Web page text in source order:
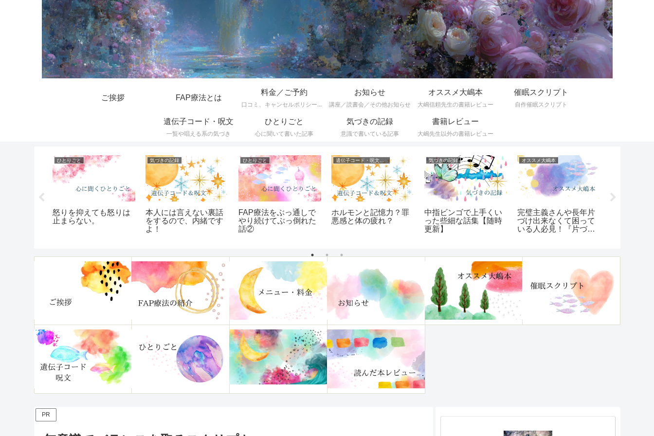
ご挨拶 FAP療法とは
料金／ご予約
口コミ、キャンセルポリシーなど
お知らせ
講座／読書会／その他お知らせ
オススメ大嶋本
大嶋信頼先生の書籍レビュー
催眠スクリプト
自作催眠スクリプト
遺伝子コード・呪文
一覧や唱える系の気づき
ひとりごと
心に聞いて書いた記事
気づきの記録
意識で書いている記事
書籍レビュー
大嶋先生以外の書籍レビュー
遺伝子コード・呪文一覧
遺伝子コードの効果一
覧(随時更新)
遺伝子コード・呪文一覧
大嶋先生の呪文一覧(随
時更新)
遺伝子コード・呪文一覧
遺伝子コード、呪文の
私流唱え方。
ひとりごと
マウントを取ってくる
人にはマウントを取り
ひとりごと
心にもないことを言わ
れたらスルーするのが
一番。
オススメ大嶋本
家族のために自己犠牲
をしてきたから、いつ
もダメな選択肢を取っ
法】レビュー
PR